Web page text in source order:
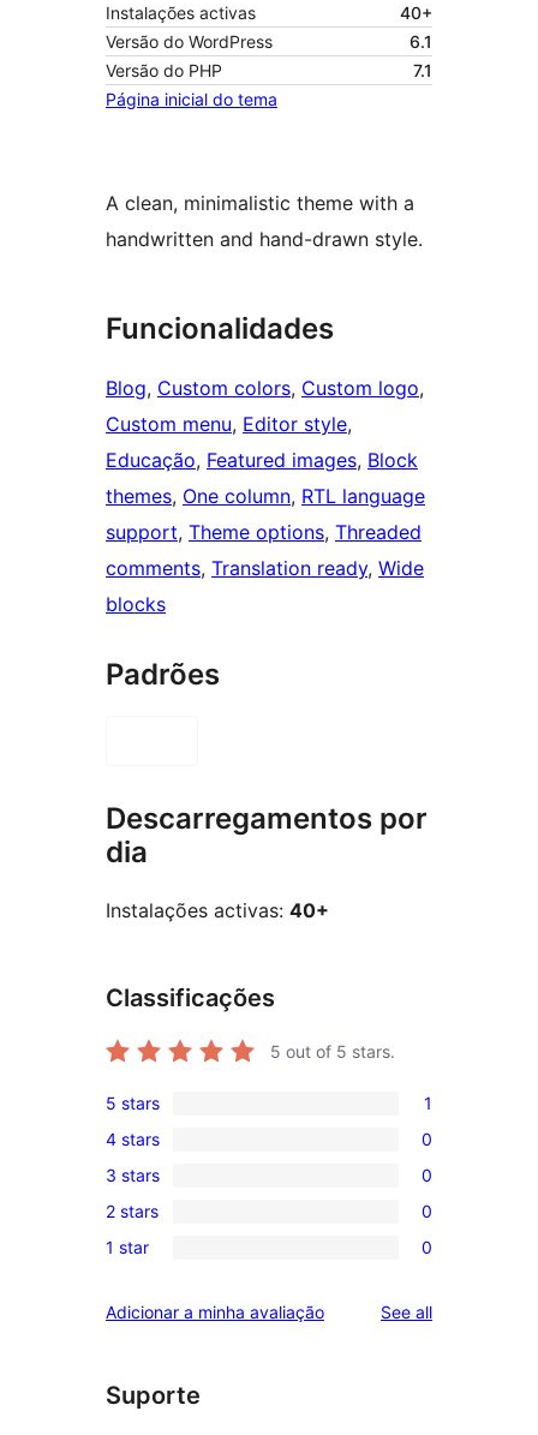
Instalações activas
40+
Versão do WordPress
6.1
Versão do PHP
7.1
Página inicial do tema
A clean, minimalistic theme with a
handwritten and hand-drawn style.
Funcionalidades
Blog, Custom colors, Custom logo
Custom menu, Editor style
Educação, Featured images, Block
themes, One column, RTL language
support, Theme options, Threaded
comments, Translation ready, Wide
blocks
Padrões
Descarregamentos por
dia
Instalações activas: 40+
Classificações
5 out of 5 stars.
5-
star
review
5 stars 1
4-
star
reviews
4 stars 0
0
3-
star
3 stars 0
2-
reviews
2 stars 0
star
1 star 0
Adicionar a minha avaliação See allreviews
Suporte